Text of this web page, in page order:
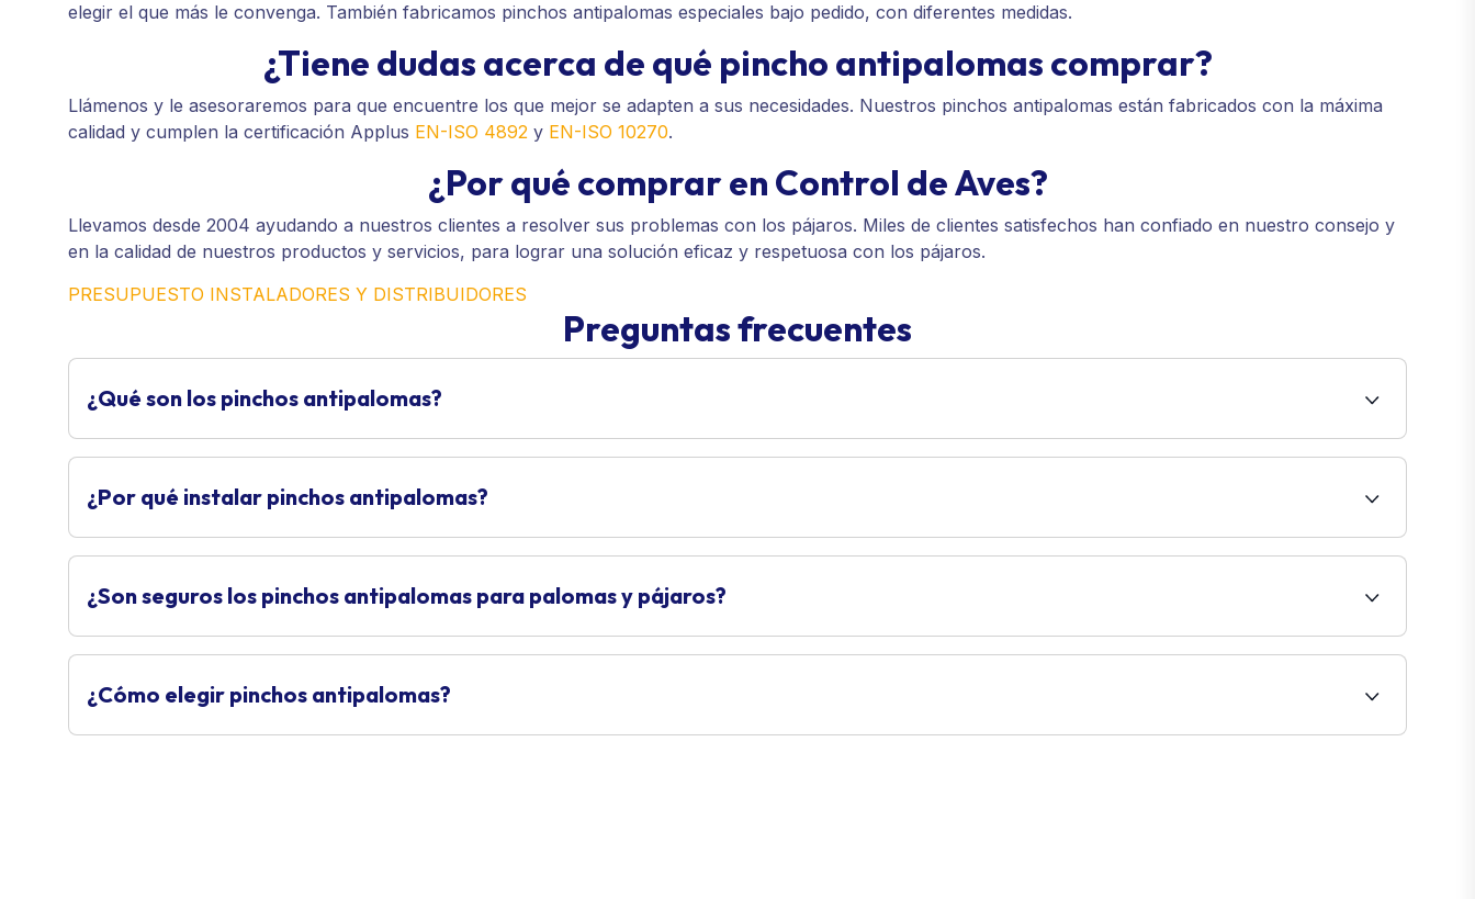
elegir el que más le convenga. También fabricamos pinchos antipalomas especiales bajo pedido, con diferentes medidas.
¿Tiene dudas acerca de qué pincho antipalomas comprar?
Llámenos y le asesoraremos para que encuentre los que mejor se adapten a sus necesidades. Nuestros pinchos antipalomas están fabricados con la máxima
calidad y cumplen la certificación Applus EN-ISO 4892 y EN-ISO 10270.
¿Por qué comprar en Control de Aves?
Llevamos desde 2004 ayudando a nuestros clientes a resolver sus problemas con los pájaros. Miles de clientes satisfechos han confiado en nuestro consejo y
en la calidad de nuestros productos y servicios, para lograr una solución eficaz y respetuosa con los pájaros.
PRESUPUESTO INSTALADORES Y DISTRIBUIDORES
Preguntas frecuentes
¿Qué son los pinchos antipalomas?
¿Por qué instalar pinchos antipalomas?
¿Son seguros los pinchos antipalomas para palomas y pájaros?
¿Cómo elegir pinchos antipalomas?